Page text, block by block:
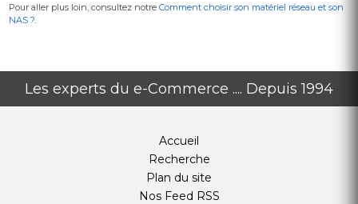
Pour aller plus loin, consultez notre Comment choisir son matériel réseau et son
NAS ?.
Les experts du e-Commerce .... Depuis 1994
Accueil
Recherche
Plan du site
Nos Feed RSS